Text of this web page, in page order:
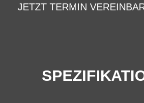
JETZT TERMIN